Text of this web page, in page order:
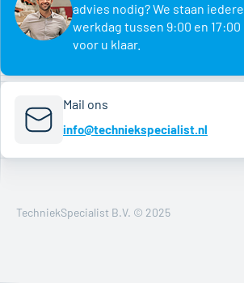
advies nodig? We staan iedere
werkdag tussen 9:00 en 17:00
voor u klaar.
Mail ons
info@techniekspecialist.nl
TechniekSpecialist B.V. © 2025